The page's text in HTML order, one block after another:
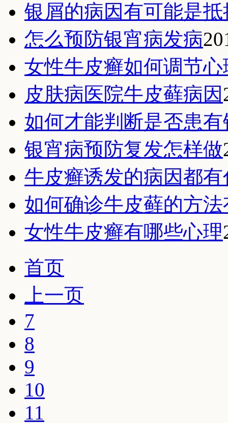
银屑的病因有可能是
怎么预防银宵病发病
女性牛皮癣如何调节心
皮肤病医院牛皮藓病因
如何才能判断是否患
银宵病预防复发怎样做
牛皮癣诱发的病因都
如何确诊牛皮藓的方法
女性牛皮癣有哪些心理
首页
上一页
7
8
9
10
11